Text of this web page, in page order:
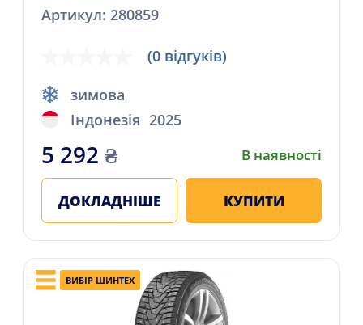
Артикул: 280859
(0 відгуків)
зимова
Індонезія 2025
5 292 ₴ В наявності
ДОКЛАДНІШЕ КУПИТИ
ВИБІР ШИНТЕХ